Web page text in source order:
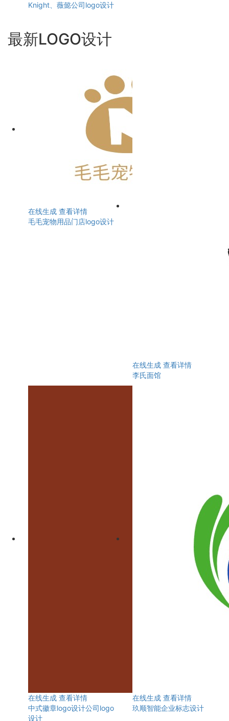
Knight、薇懿公司logo设计
最新LOGO设计
在线生成 查看详情
毛毛宠物用品门店logo设计
在线生成 查看详情
李氏面馆
在线生成 查看详情
中式徽章logo设计公司logo
设计
在线生成 查看详情
玖顺智能企业标志设计